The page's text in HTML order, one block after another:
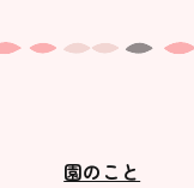
園のこと